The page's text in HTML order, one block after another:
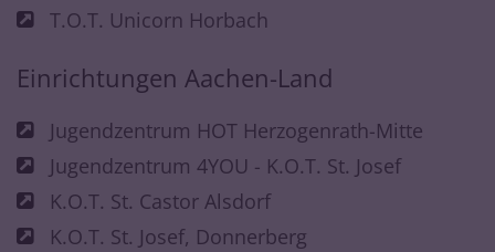
T.O.T. Unicorn Horbach
Einrichtungen Aachen-Land
Jugendzentrum HOT Herzogenrath-Mitte
Jugendzentrum 4YOU - K.O.T. St. Josef
K.O.T. St. Castor Alsdorf
K.O.T. St. Josef, Donnerberg